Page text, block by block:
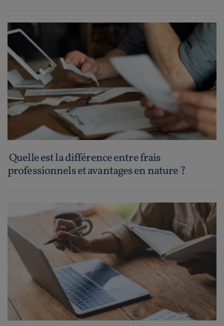
Quelle est la différence entre frais
professionnels et avantages en nature ?